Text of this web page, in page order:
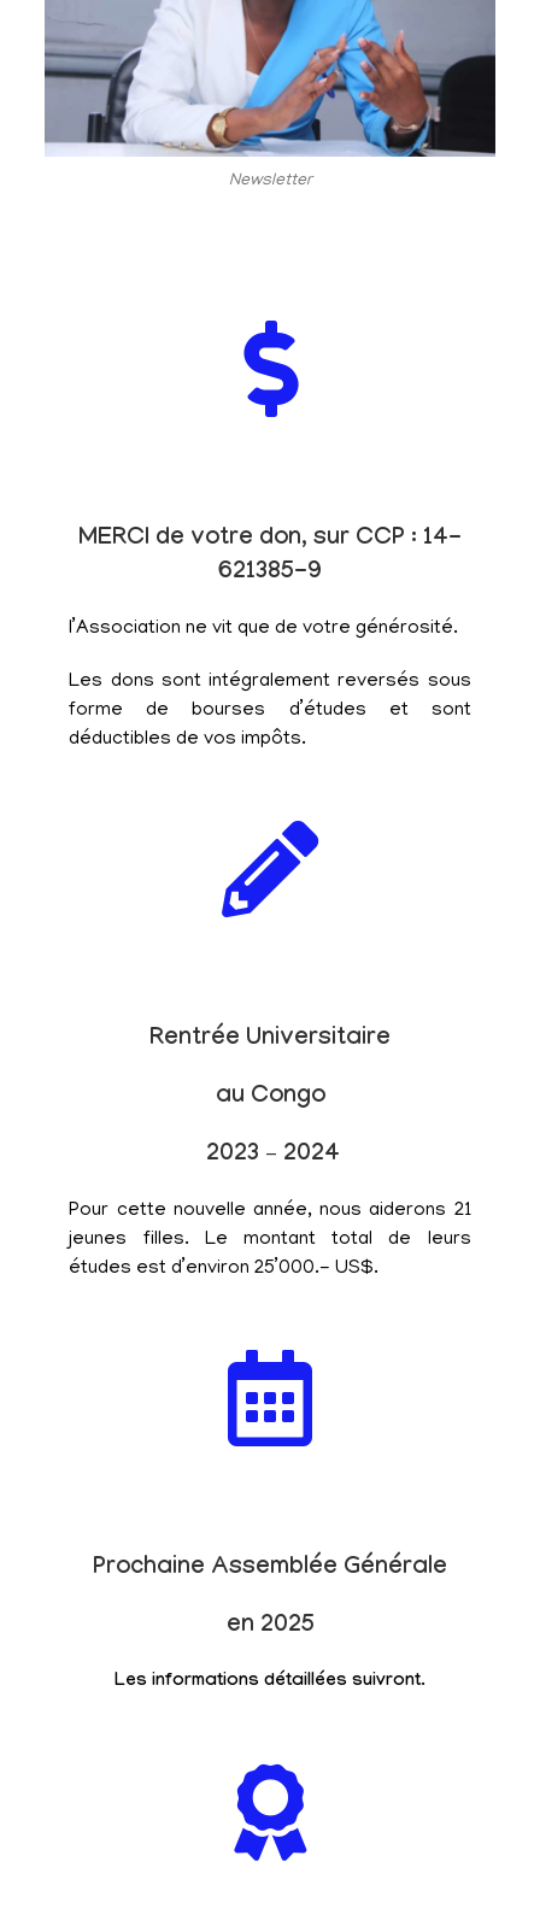
Newsletter
MERCI de votre don, sur CCP : 14-
621385-9
l’Association ne vit que de votre générosité.
Les dons sont intégralement reversés sous
forme de bourses d’études et sont
déductibles de vos impôts.
Rentrée Universitaire
au Congo
2023 – 2024
Pour cette nouvelle année, nous aiderons 21
jeunes filles. Le montant total de leurs
études est d’environ 25’000.- US$.
Prochaine Assemblée Générale
en 2025
Les informations détaillées suivront.